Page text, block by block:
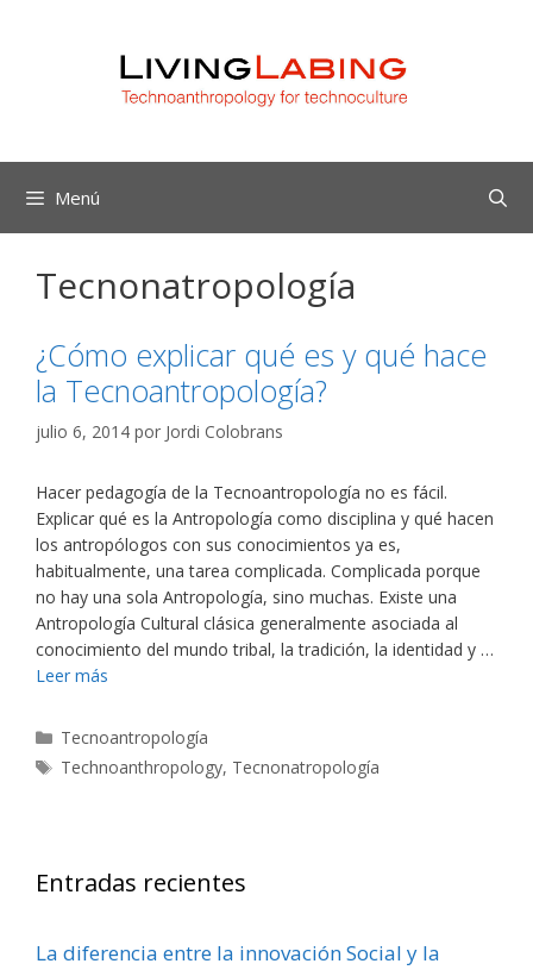
Menú
Tecnonatropología
¿Cómo explicar qué es y qué hace
la Tecnoantropología?
julio 6, 2014 por Jordi Colobrans
Hacer pedagogía de la Tecnoantropología no es fácil.
Explicar qué es la Antropología como disciplina y qué hacen
los antropólogos con sus conocimientos ya es,
habitualmente, una tarea complicada. Complicada porque
no hay una sola Antropología, sino muchas. Existe una
Antropología Cultural clásica generalmente asociada al
conocimiento del mundo tribal, la tradición, la identidad y …
Leer más
Categorías
Tecnoantropología
Etiquetas
Technoanthropology, Tecnonatropología
Entradas recientes
La diferencia entre la innovación Social y la